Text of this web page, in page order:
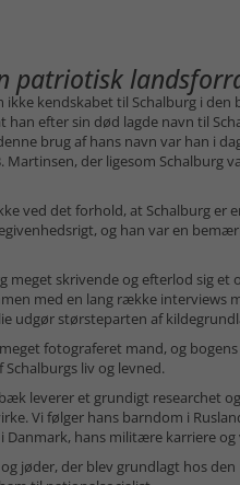
patriotisk
ikke kendskabet til Schalburg i den
han efter sin død lagde navn til
brug af hans navn var han i
Martinsen, der ligesom Schalburg
ved det forhold, at Schalburg er
og han var en
meget skrivende og efterlod sig et
med en lang række interviews
udgør størsteparten af
fotograferet mand, og
liv og levned.
leverer et grundigt researchet
Vi følger hans barndom i
hans militære karriere og
jøder, der blev grundlagt hos